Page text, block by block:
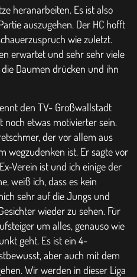
heranarbeiten. Es ist also
auszugehen. Der HC hofft
wie zuletzt.
erwartet und sehr sehr viele
Daumen drücken und ihn
den TV- Großwallstadt
noch etwas motivierter sein.
der vor allem aus
wegzudenken ist. Er sagte vor
Verein ist und ich einige der
weiß ich, dass es kein
sehr auf die Jungs und
wieder zu sehen. Für
um alles, genauso wie
geht. Es ist ein 4-
aber auch mit dem
Wir werden in dieser Liga